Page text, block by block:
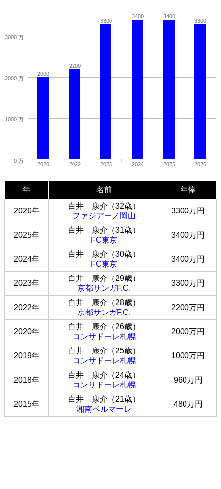
2000
2200
3300
3400 3400
3300
2020 2022 2023 2024 2025 2026
0 万
1000 万
2000 万
3000 万
年 名前 年俸
2026年
白井 康介（32歳）
ファジアーノ岡山
3300万円
2025年
白井 康介（31歳）
FC東京
3400万円
2024年
白井 康介（30歳）
FC東京
3400万円
2023年
白井 康介（29歳）
京都サンガF.C.
3300万円
2022年
白井 康介（28歳）
京都サンガF.C.
2200万円
2020年
白井 康介（26歳）
コンサドーレ札幌
2000万円
2019年
白井 康介（25歳）
コンサドーレ札幌
1000万円
2018年
白井 康介（24歳）
コンサドーレ札幌
960万円
2015年
白井 康介（21歳）
湘南ベルマーレ
480万円